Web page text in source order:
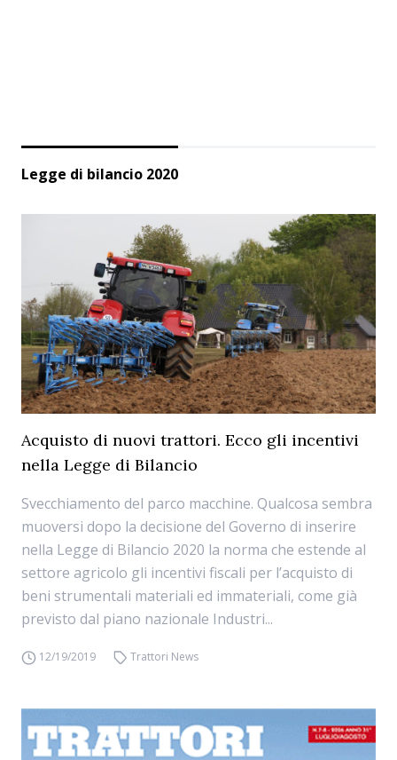
Legge di bilancio 2020
Acquisto di nuovi trattori. Ecco gli incentivi
nella Legge di Bilancio
Svecchiamento del parco macchine. Qualcosa sembra
muoversi dopo la decisione del Governo di inserire
nella Legge di Bilancio 2020 la norma che estende al
settore agricolo gli incentivi fiscali per l’acquisto di
beni strumentali materiali ed immateriali, come già
previsto dal piano nazionale Industri...
12/19/2019 Trattori News